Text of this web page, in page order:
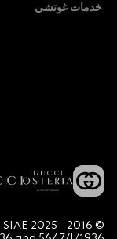
خدمات غوتشي
SIAE